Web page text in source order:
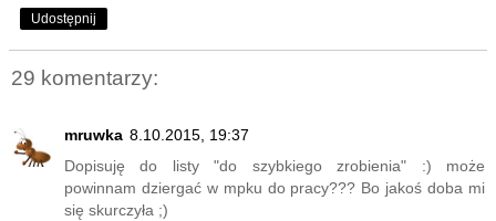
Udostępnij
29 komentarzy:
mruwka 8.10.2015, 19:37
Dopisuję do listy "do szybkiego zrobienia" :) może
powinnam dziergać w mpku do pracy??? Bo jakoś doba mi
się skurczyła ;)